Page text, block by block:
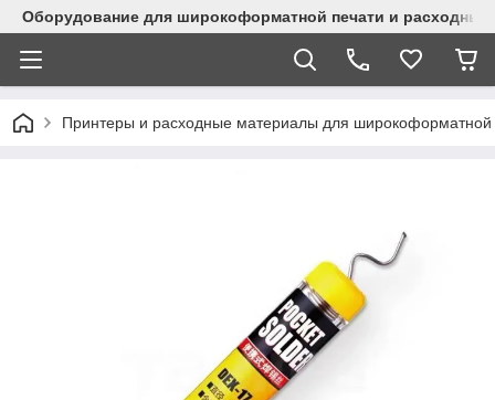
Оборудование для широкоформатной печати и
Принтеры и расходные материалы для широкоформатной